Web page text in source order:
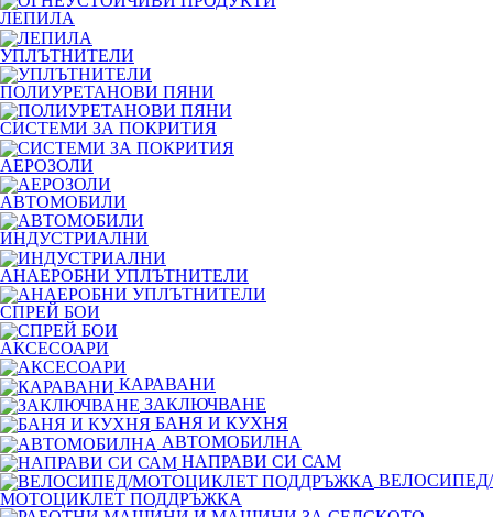
ЛЕПИЛА
УПЛЪТНИТЕЛИ
ПОЛИУРЕТАНОВИ ПЯНИ
СИСТЕМИ ЗА ПОКРИТИЯ
АЕРОЗОЛИ
АВТОМОБИЛИ
ИНДУСТРИАЛНИ
АНАЕРОБНИ УПЛЪТНИТЕЛИ
СПРЕЙ БОИ
АКСЕСОАРИ
КАРАВАНИ
ЗАКЛЮЧВАНЕ
БАНЯ И КУХНЯ
АВТОМОБИЛНА
НАПРАВИ СИ САМ
ВЕЛОСИПЕД/
МОТОЦИКЛЕТ ПОДДРЪЖКА